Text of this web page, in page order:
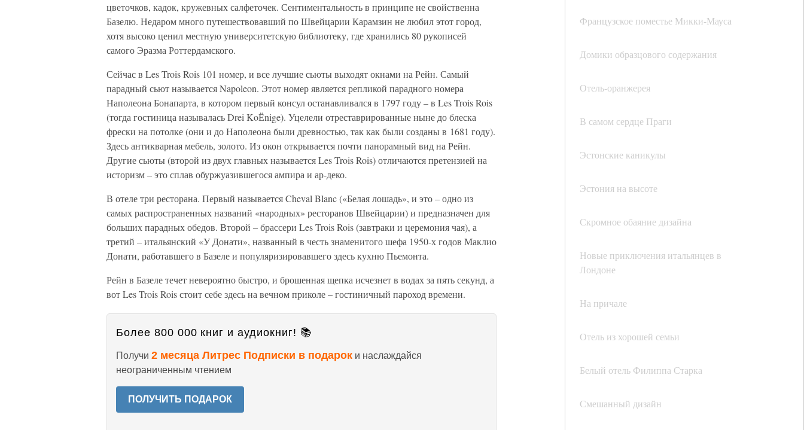
Французское поместье Микки-Мауса
Домики образцового содержания
Отель-оранжерея
В самом сердце Праги
Эстонские каникулы
Эстония на высоте
Скромное обаяние дизайна
Новые приключения итальянцев в
Лондоне
На причале
Отель из хорошей семьи
Белый отель Филиппа Старка
Смешанный дизайн
цветочков, кадок, кружевных салфеточек. Сентиментальность в принципе не свойственна
Базелю. Недаром много путешествовавший по Швейцарии Карамзин не любил этот город,
хотя высоко ценил местную университетскую библиотеку, где хранились 80 рукописей
самого Эразма Роттердамского.
Сейчас в Les Trois Rois 101 номер, и все лучшие сьюты выходят окнами на Рейн. Самый
парадный сьют называется Napoleon. Этот номер является репликой парадного номера
Наполеона Бонапарта, в котором первый консул останавливался в 1797 году – в Les Trois Rois
(тогда гостиница называлась Drei KoЁnige). Уцелели отреставрированные ныне до блеска
фрески на потолке (они и до Наполеона были древностью, так как были созданы в 1681 году).
Здесь антикварная мебель, золото. Из окон открывается почти панорамный вид на Рейн.
Другие сьюты (второй из двух главных называется Les Trois Rois) отличаются претензией на
историзм – это сплав обуржуазившегося ампира и ар-деко.
В отеле три ресторана. Первый называется Cheval Blanc («Белая лошадь», и это – одно из
самых распространенных названий «народных» ресторанов Швейцарии) и предназначен для
больших парадных обедов. Второй – брассери Les Trois Rois (завтраки и церемония чая), а
третий – итальянский «У Донати», названный в честь знаменитого шефа 1950-х годов Маклио
Донати, работавшего в Базеле и популяризировавшего здесь кухню Пьемонта.
Рейн в Базеле течет невероятно быстро, и брошенная щепка исчезнет в водах за пять секунд, а
вот Les Trois Rois стоит себе здесь на вечном приколе – гостиничный пароход времени.
Более 800 000 книг и аудиокниг! 📚
Получи 2 месяца Литрес Подписки в подарок и наслаждайся
неограниченным чтением
ПОЛУЧИТЬ ПОДАРОК